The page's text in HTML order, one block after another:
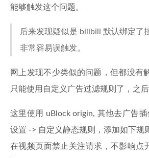
能够触发这个问题。
后来发现疑似是 bilibili 默认绑定了
非常容易误触发。
网上发现不少类似的问题，但都没有
只能使用自定义广告过滤规则了，之
这里使用 uBlock origin, 其他去广告
设置 -> 自定义静态规则，添加如下规
在视频页面禁止关注请求，不影响点